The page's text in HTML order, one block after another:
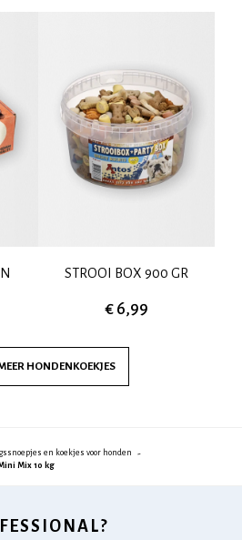
STROOI BOX 900 GR
€ 6,99
HONDENKOEKJES
en koekjes voor honden
Mix 10 kg